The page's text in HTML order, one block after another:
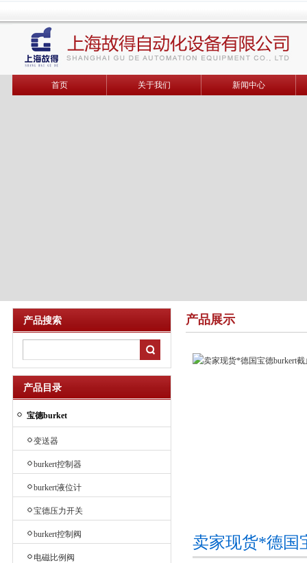
首页 关于我们 新闻中心
产品搜索
产品目录
宝德burket
变送器
burkert控制器
burkert液位计
宝德压力开关
burkert控制阀
电磁比例阀
产品展示
卖家现货*德国